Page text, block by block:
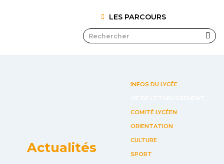
LES PARCOURS
Actualités
INFOS DU LYCÉE
COMITÉ LYCÉEN
ORIENTATION
CULTURE
SPORT